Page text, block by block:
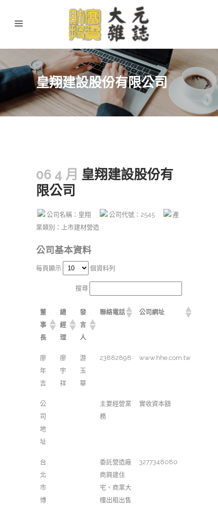
皇翔建設股份有限公司
06 4 月 皇翔建設股份有
限公司
公司名稱：皇翔 公司代號：2545
產
業類別：上市建材營造
公司基本資料
每頁顯示 個資料列
搜尋:
董
事
長
總
經
理
發
言
人
聯絡電話 公司網址
廖
年
吉
廖
宇
祥
游
玉
華
23882898 www.hhe.com.tw
公
司
地
址
主要經營業
務
實收資本額
台
北
市
博
委託營造廠
商興建住
宅、商業大
樓出租出售
3277348080